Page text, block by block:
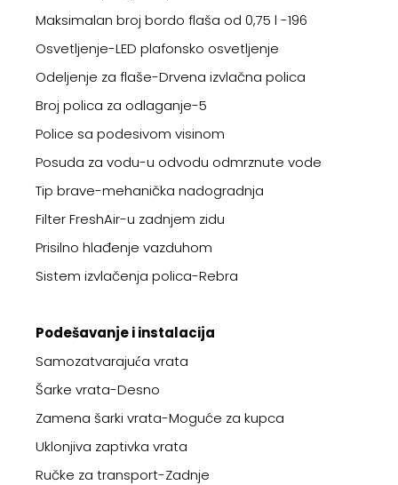
Maksimalan broj bordo flaša od 0,75 l -196
Osvetljenje-LED plafonsko osvetljenje
Odeljenje za flaše-Drvena izvlačna polica
Broj polica za odlaganje-5
Police sa podesivom visinom
Posuda za vodu-u odvodu odmrznute vode
Tip brave-mehanička nadogradnja
Filter FreshAir-u zadnjem zidu
Prisilno hlađenje vazduhom
Sistem izvlačenja polica-Rebra
Podešavanje i instalacija
Samozatvarajuća vrata
Šarke vrata-Desno
Zamena šarki vrata-Moguće za kupca
Uklonjiva zaptivka vrata
Ručke za transport-Zadnje